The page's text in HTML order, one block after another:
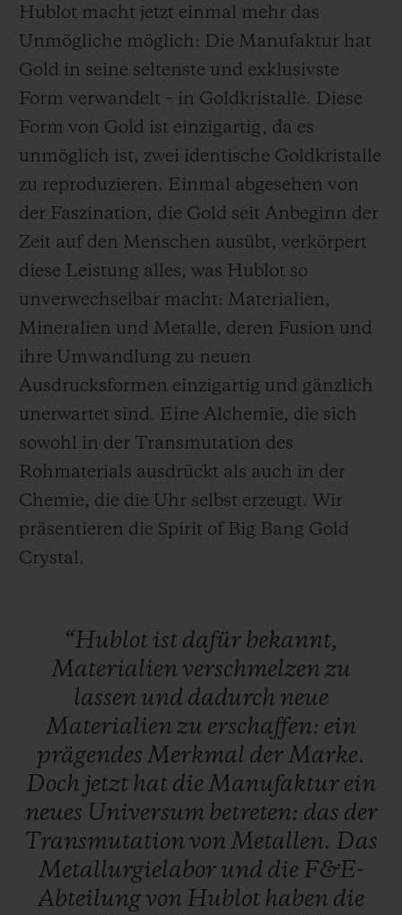
Hublot macht jetzt einmal mehr das
Unmögliche möglich: Die Manufaktur hat
Gold in seine seltenste und exklusivste
Form verwandelt – in Goldkristalle. Diese
Form von Gold ist einzigartig, da es
unmöglich ist, zwei identische Goldkristalle
zu reproduzieren. Einmal abgesehen von
der Faszination, die Gold seit Anbeginn der
Zeit auf den Menschen ausübt, verkörpert
diese Leistung alles, was Hublot so
unverwechselbar macht: Materialien,
Mineralien und Metalle, deren Fusion und
ihre Umwandlung zu neuen
Ausdrucksformen einzigartig und gänzlich
unerwartet sind. Eine Alchemie, die sich
sowohl in der Transmutation des
Rohmaterials ausdrückt als auch in der
Chemie, die die Uhr selbst erzeugt. Wir
präsentieren die Spirit of Big Bang Gold
Crystal.
“Hublot ist dafür bekannt,
Materialien verschmelzen zu
lassen und dadurch neue
Materialien zu erschaffen: ein
prägendes Merkmal derMarke.
Doch jetzt hat die Manufaktur ein
neues Universum betreten: das der
Transmutation von Metallen. Das
Metallurgielabor und die F&E-
Abteilungvon Hublot haben die
EINE BOUTIQUE FINDEN